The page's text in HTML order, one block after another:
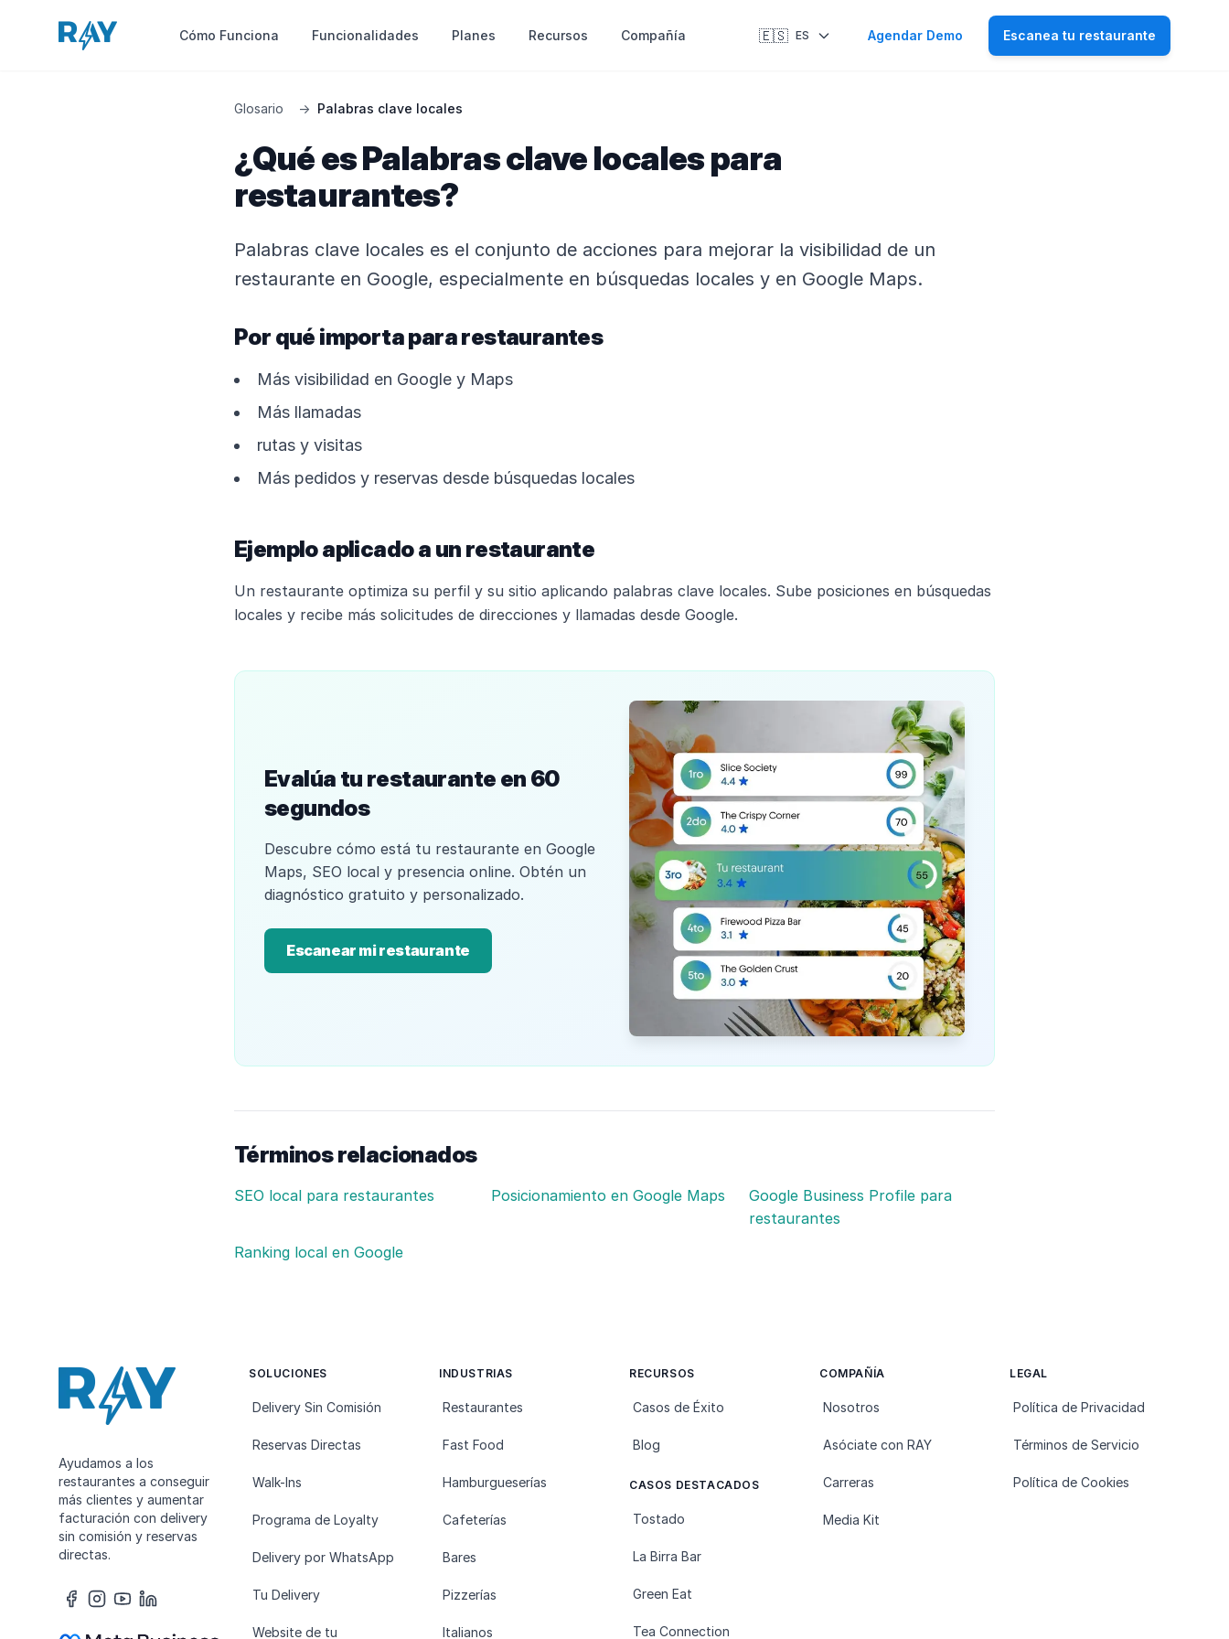
Cómo Funciona Funcionalidades Planes Recursos Compañía 🇪🇸 ES Agendar Demo Escanea tu restaurante
Glosario → Palabras clave locales
¿Qué es Palabras clave locales para
restaurantes?
Palabras clave locales es el conjunto de acciones para mejorar la visibilidad de un
restaurante en Google, especialmente en búsquedas locales y en Google Maps.
Por qué importa para restaurantes
Más visibilidad en Google y Maps
Más llamadas
rutas y visitas
Más pedidos y reservas desde búsquedas locales
Ejemplo aplicado a un restaurante
Un restaurante optimiza su perfil y su sitio aplicando palabras clave locales. Sube posiciones en búsquedas
locales y recibe más solicitudes de direcciones y llamadas desde Google.
Evalúa tu restaurante en 60
segundos
Descubre cómo está tu restaurante en Google
Maps, SEO local y presencia online. Obtén un
diagnóstico gratuito y personalizado.
Escanear mi restaurante
Términos relacionados
SEO local para restaurantes Posicionamiento en Google Maps
Google Business Profile para
restaurantes
Ranking local en Google
Ayudamos a los
restaurantes a conseguir
más clientes y aumentar
facturación con delivery
sin comisión y reservas
directas.
SOLUCIONES
Delivery Sin Comisión
Reservas Directas
Walk-Ins
Programa de Loyalty
Delivery por WhatsApp
Tu Delivery
Website de tu
INDUSTRIAS
Restaurantes
Fast Food
Hamburgueserías
Cafeterías
Bares
Pizzerías
Italianos
RECURSOS
Casos de Éxito
Blog
CASOS DESTACADOS
Tostado
La Birra Bar
Green Eat
Tea Connection
COMPAÑÍA
Nosotros
Asóciate con RAY
Carreras
Media Kit
LEGAL
Política de Privacidad
Términos de Servicio
Política de Cookies